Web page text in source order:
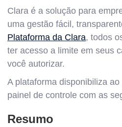
Clara é a solução para
uma gestão fácil,
Plataforma da Clara, todos
ter acesso a limite em seus
você autorizar.
A plataforma disponibiliza
painel de controle com as
Resumo